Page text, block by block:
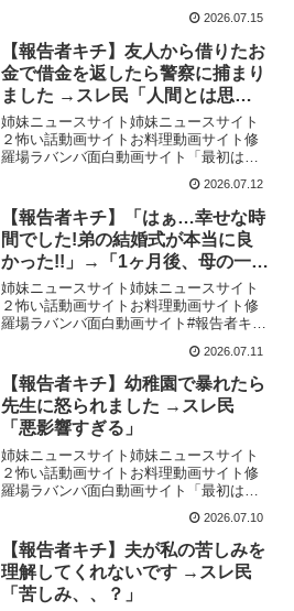
進むにつれて、衝撃の事実が明らかにな
ります。今回の修羅場ストーリー、あな
たはどう感じるでしょうか...
2026.07.15
【報告者キチ】友人から借りたお
金で借金を返したら警察に捕まり
ました →スレ民「人間とは思え
ない」
姉妹ニュースサイト姉妹ニュースサイト
２怖い話動画サイトお料理動画サイト修
羅場ラバンバ面白動画サイト「最初はた
だの相談のはずでした。」しかし会話が
進むにつれて、衝撃の事実が明らかにな
ります。今回の修羅場ストーリー、あな
たはどう感じるでしょうか...
2026.07.12
【報告者キチ】「はぁ…幸せな時
間でした!弟の結婚式が本当に良
かった!!」→「1ヶ月後、母の一言
で人生ドン底へ…」【2chゆっく
り解説】
姉妹ニュースサイト姉妹ニュースサイト
２怖い話動画サイトお料理動画サイト修
羅場ラバンバ面白動画サイト#報告者キチ
しくお願いします↓ @2ch-mj4nd◎当チャ
ンネルについて台本と編集は全てオリ
ジ...
2026.07.11
【報告者キチ】幼稚園で暴れたら
先生に怒られました →スレ民
「悪影響すぎる」
姉妹ニュースサイト姉妹ニュースサイト
２怖い話動画サイトお料理動画サイト修
羅場ラバンバ面白動画サイト「最初はた
進むにつれて、衝撃の事実が明らかにな
ります。今回の修羅場ストーリー、あな
たはどう感じるでしょうか...
2026.07.10
【報告者キチ】夫が私の苦しみを
理解してくれないです →スレ民
「苦しみ、、？」